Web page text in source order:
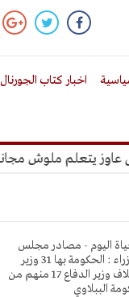
اخبار كتاب الجورنال
ملوش مجانية"
اليوم - مصادر مجلس
الوزراء : الحكومة بها 31 وزير
بخلاف وزير الدفاع 17 منهم من
الببلاوي